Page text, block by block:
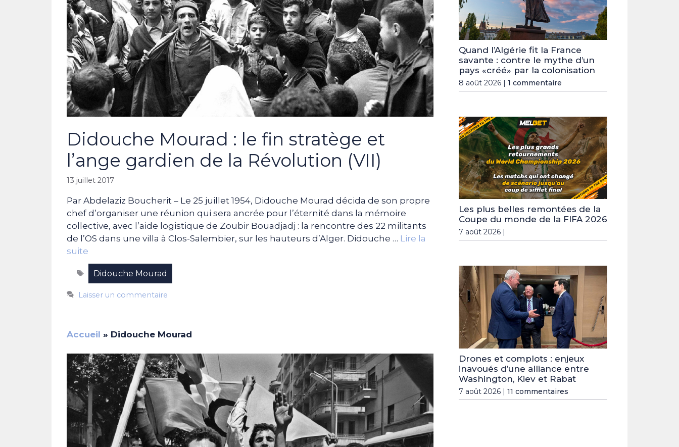
Didouche Mourad : le fin stratège et
l’ange gardien de la Révolution (VII)
13 juillet 2017
Par Abdelaziz Boucherit – Le 25 juillet 1954, Didouche Mourad décida de son propre
chef d’organiser une réunion qui sera ancrée pour l’éternité dans la mémoire
collective, avec l’aide logistique de Zoubir Bouadjadj : la rencontre des 22 militants
de l’OS dans une villa à Clos-Salembier, sur les hauteurs d’Alger. Didouche … Lire la
suite
Étiquettes
Didouche Mourad
Laisser un commentaire
Accueil » Didouche Mourad
Quand l’Algérie fit la France
savante : contre le mythe d’un
pays «créé» par la colonisation
8 août 2026 | 1 commentaire
Les plus belles remontées de la
Coupe du monde de la FIFA 2026
7 août 2026 |
Drones et complots : enjeux
inavoués d’une alliance entre
Washington, Kiev et Rabat
7 août 2026 | 11 commentaires